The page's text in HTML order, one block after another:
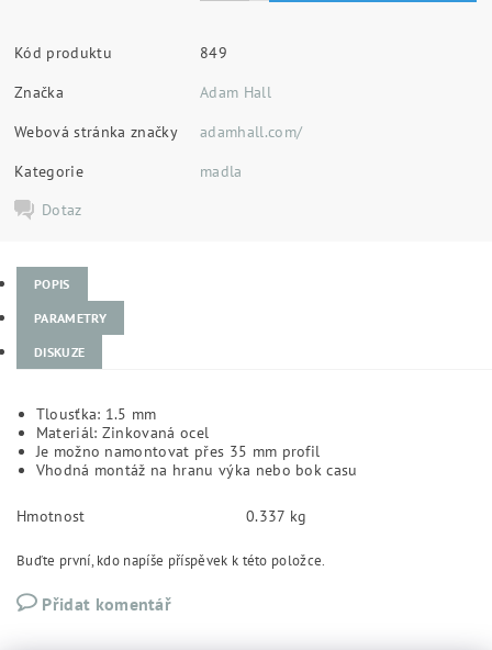
Kód produktu
849
Značka
Adam Hall
Webová stránka značky
adamhall.com/
Kategorie
madla
Dotaz
POPIS
PARAMETRY
DISKUZE
Tlousťka: 1.5 mm
Materiál: Zinkovaná ocel
Je možno namontovat přes 35 mm profil
Vhodná montáž na hranu výka nebo bok casu
Hmotnost 0.337 kg
Buďte první, kdo napíše příspěvek k této položce.
Přidat komentář